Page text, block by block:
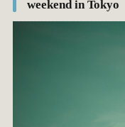
weekend in Tokyo